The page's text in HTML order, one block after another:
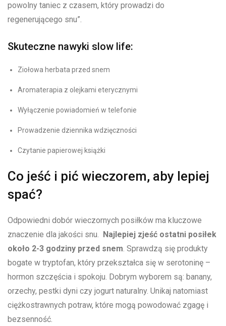
powolny taniec z czasem, który prowadzi‍ do
regenerującego ⁤snu”.
Skuteczne nawyki slow life:
Ziołowa herbata przed snem
Aromaterapia z olejkami eterycznymi
Wyłączenie⁤ powiadomień w telefonie
Prowadzenie dziennika wdzięczności
Czytanie ‍papierowej książki
Co ⁢jeść i pić wieczorem, aby lepiej
spać?
Odpowiedni dobór⁣ wieczornych posiłków ‌ma kluczowe
znaczenie dla jakości snu. ⁣ Najlepiej zjeść ostatni posiłek
około⁢ 2-3 godziny przed snem. Sprawdzą⁣ się produkty‌
bogate w ‌tryptofan, który przekształca się w‍ serotoninę⁤ –
hormon szczęścia⁤ i spokoju. Dobrym wyborem są: banany,
orzechy, pestki dyni czy jogurt naturalny. Unikaj natomiast⁣
ciężkostrawnych potraw, które ‍mogą powodować zgagę i
bezsenność.